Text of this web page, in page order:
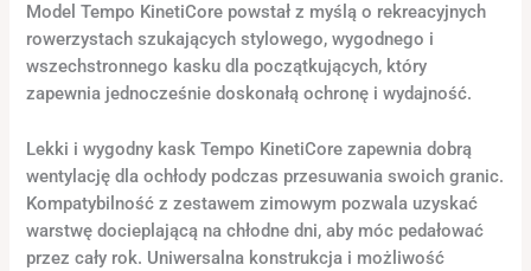
Model Tempo KinetiCore powstał z myślą o rekreacyjnych
rowerzystach szukających stylowego, wygodnego i
wszechstronnego kasku dla początkujących, który
zapewnia jednocześnie doskonałą ochronę i wydajność.
Lekki i wygodny kask Tempo KinetiCore zapewnia dobrą
wentylację dla ochłody podczas przesuwania swoich granic.
Kompatybilność z zestawem zimowym pozwala uzyskać
warstwę docieplającą na chłodne dni, aby móc pedałować
przez cały rok. Uniwersalna konstrukcja i możliwość